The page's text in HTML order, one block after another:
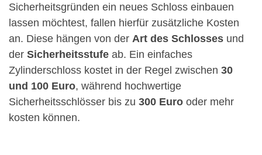
Sicherheitsgründen ein neues Schloss einbauen
lassen möchtest, fallen hierfür zusätzliche Kosten
an. Diese hängen von der Art des Schlosses und
der Sicherheitsstufe ab. Ein einfaches
Zylinderschloss kostet in der Regel zwischen 30
und 100 Euro, während hochwertige
Sicherheitsschlösser bis zu 300 Euro oder mehr
kosten können.